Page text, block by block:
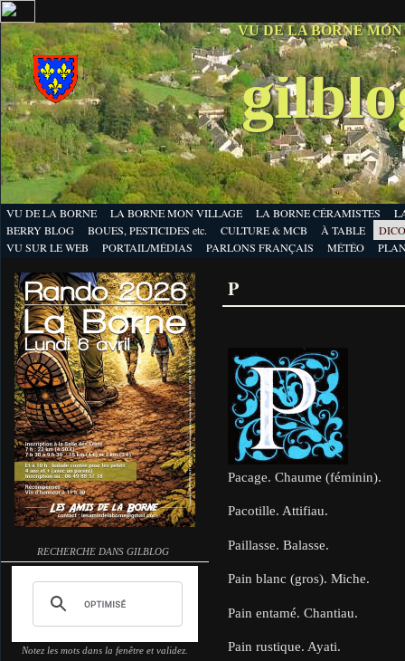
VU DE LA BORNE
VU DE LA BORNE LA BORNE MON VILLAGE LA BORNE CÉRAMISTES
BERRY BLOG
BOUES, PESTICIDES etc. CULTURE & MCB À TABLE
VU SUR LE WEB
PORTAIL/MÉDIAS PARLONS FRANÇAIS MÉTÉO
RECHERCHE DANS GILBLOG
Notez les mots dans la fenêtre et validez.
P
Pacage. Chaume (féminin).
Pacotille. Attifiau.
Paillasse. Balasse.
Pain blanc (gros). Miche.
Pain entamé. Chantiau.
Pain rustique. Ayati.